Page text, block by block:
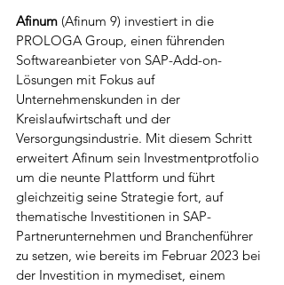
Afinum (Afinum 9) investiert in die
PROLOGA Group, einen führenden
Softwareanbieter von SAP-Add-on-
Lösungen mit Fokus auf
Unternehmenskunden in der
Kreislaufwirtschaft und der
Versorgungsindustrie. Mit diesem Schritt
erweitert Afinum sein Investmentprotfolio
um die neunte Plattform und führt
gleichzeitig seine Strategie fort, auf
thematische Investitionen in SAP-
Partnerunternehmen und Branchenführer
zu setzen, wie bereits im Februar 2023 bei
der Investition in mymediset, einem